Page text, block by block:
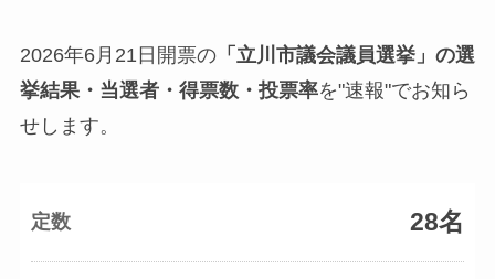
2026年6月21日開票の「立川市議会議員選挙」の選
挙結果・当選者・得票数・投票率を"速報"でお知ら
せします。
定数 28名